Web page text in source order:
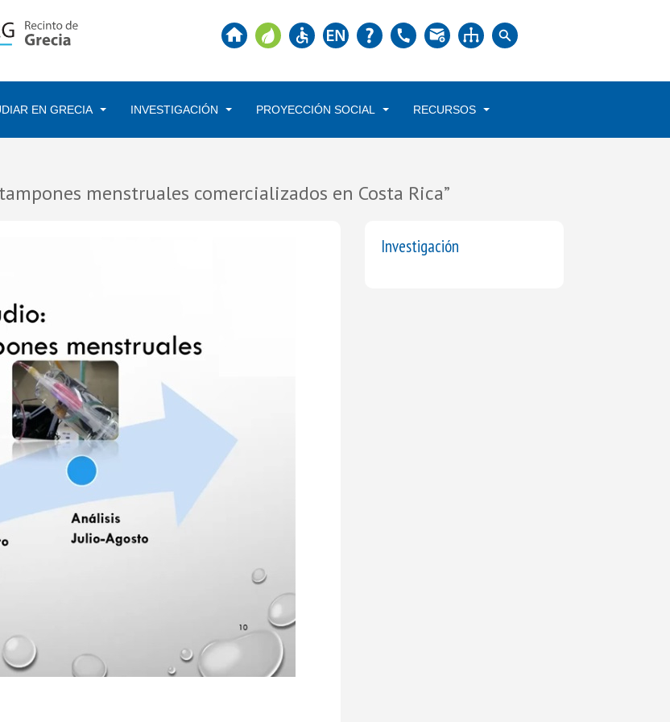
Skip
content
EN GRECIA INVESTIGACIÓN PROYECCIÓN SOCIAL RECURSOS
menstruales comercializados en Costa Rica”
Investigación